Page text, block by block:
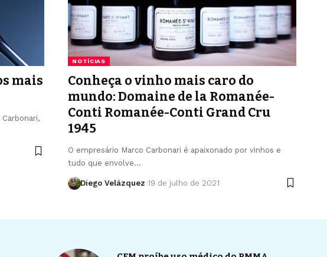
mais
NOTÍCIAS
Conheça o vinho mais caro do
mundo: Domaine de la Romanée-
Conti Romanée-Conti Grand Cru
1945
O empresário Marco Carbonari é apaixonado por vinhos e
tudo que envolve…
Diego Velázquez 19 de julho de 2021